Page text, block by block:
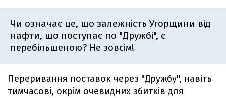
Чи означає це, що залежність Угорщини від
нафти, що поступає по "Дружбі", є
перебільшеною? Не зовсім!
Переривання поставок через "Дружбу", навіть
тимчасові, окрім очевидних збитків для